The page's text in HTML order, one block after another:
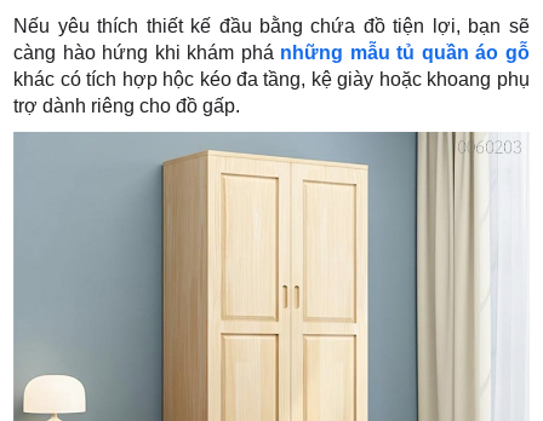
Nếu yêu thích thiết kế đầu bằng chứa đồ tiện lợi, bạn sẽ
càng hào hứng khi khám phá những mẫu tủ quần áo gỗ
khác có tích hợp hộc kéo đa tầng, kệ giày hoặc khoang phụ
trợ dành riêng cho đồ gấp.